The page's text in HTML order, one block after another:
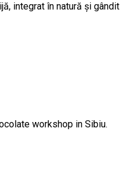
integrat în natură și gândit
workshop in Sibiu.